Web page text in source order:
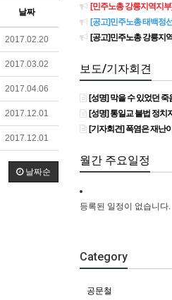
날짜
2017.02.20
2017.03.02
2017.04.06
2017.12.01
2017.12.01
날짜순
[민주노총 강릉지역지부]민
[공고]민주노총 태백정
[공고]민주노총 강릉지
보도/기자회견
[성명] 막을 수 있었던 죽음, HL만도가 책
[성명] 통일교 불법 정치
[기자회견] 폭염은 재난이다! 폭염으로
월간 주요일정
등록된 일정이 없습니다.
Category
공문철